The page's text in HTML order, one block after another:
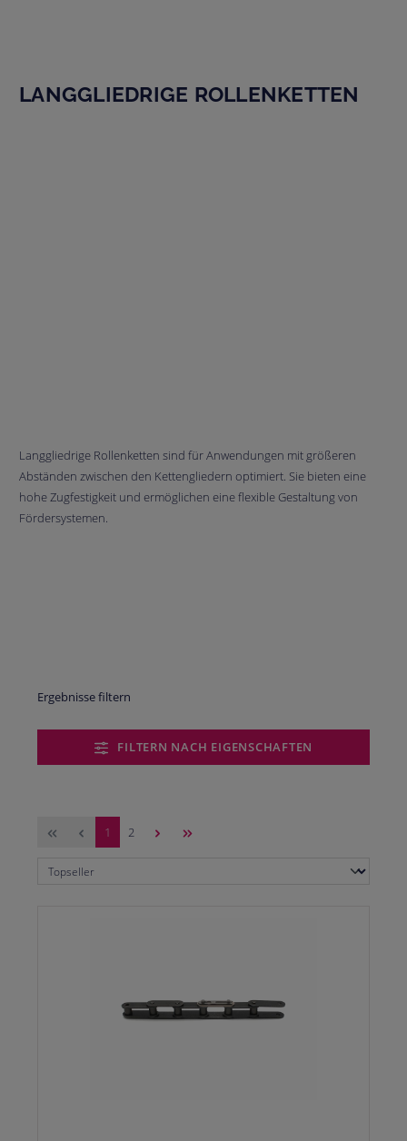
LANGGLIEDRIGE ROLLENKETTEN
Langgliedrige Rollenketten sind für Anwendungen mit größeren
Abständen zwischen den Kettengliedern optimiert. Sie bieten eine
hohe Zugfestigkeit und ermöglichen eine flexible Gestaltung von
Fördersystemen.
Ergebnisse filtern
FILTERN NACH EIGENSCHAFTEN
Seite
1 Seite
2